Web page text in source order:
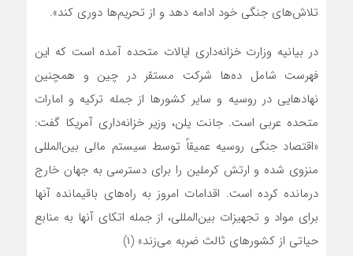
تلاش‌های جنگی خود ادامه دهد و از تحریم‌ها دوری کند».
در بیانیه وزارت خزانه‌داری ایالات متحده آمده است که این
فهرست شامل ده‌ها شرکت مستقر در چین و همچنین
نهادهایی در روسیه و سایر کشورها از جمله ترکیه و امارات
متحده عربی است. جانت یلن، وزیر خزانه‌داری آمریکا گفت:
«اقتصاد جنگی روسیه عمیقاً توسط سیستم مالی ‌‌بین‌المللی
منزوی شده و ارتش کرملین را برای دسترسی به جهان خارج
درمانده کرده است. اقدامات امروز به راه‌های باقیمانده آنها
برای مواد و تجهیزات ‌‌بین‌المللی، از جمله اتکای آنها به منابع
حیاتی از کشورهای ثالث ضربه‌ می‌زند» (۱)